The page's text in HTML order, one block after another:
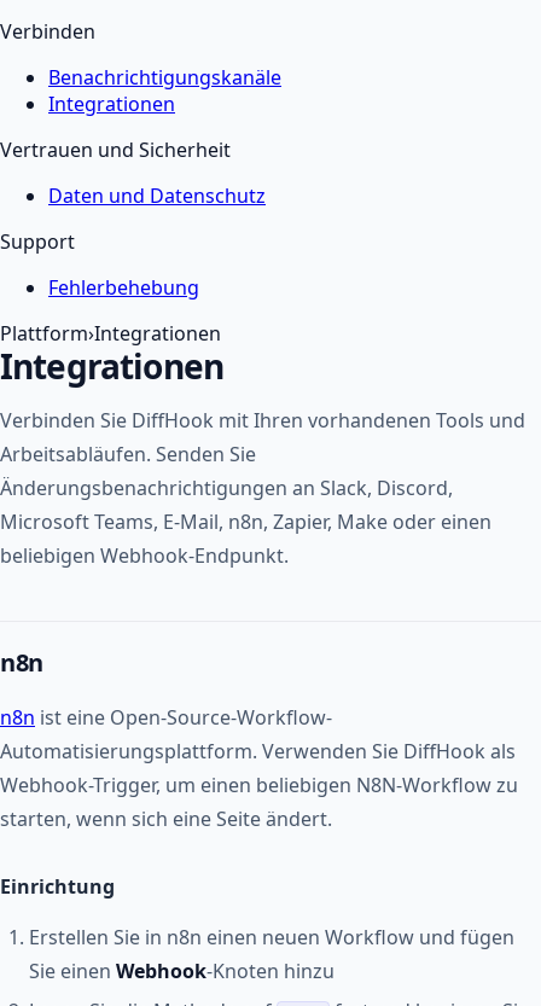
Verbinden
Benachrichtigungskanäle
Integrationen
Vertrauen und Sicherheit
Daten und Datenschutz
Support
Fehlerbehebung
Plattform›Integrationen
Integrationen
Verbinden Sie DiffHook mit Ihren vorhandenen Tools und
Arbeitsabläufen. Senden Sie
Änderungsbenachrichtigungen an Slack, Discord,
Microsoft Teams, E-Mail, n8n, Zapier, Make oder einen
beliebigen Webhook-Endpunkt.
n8n
n8n ist eine Open-Source-Workflow-
Automatisierungsplattform. Verwenden Sie DiffHook als
Webhook-Trigger, um einen beliebigen N8N-Workflow zu
starten, wenn sich eine Seite ändert.
Einrichtung
Erstellen Sie in n8n einen neuen Workflow und fügen
Sie einen Webhook-Knoten hinzu